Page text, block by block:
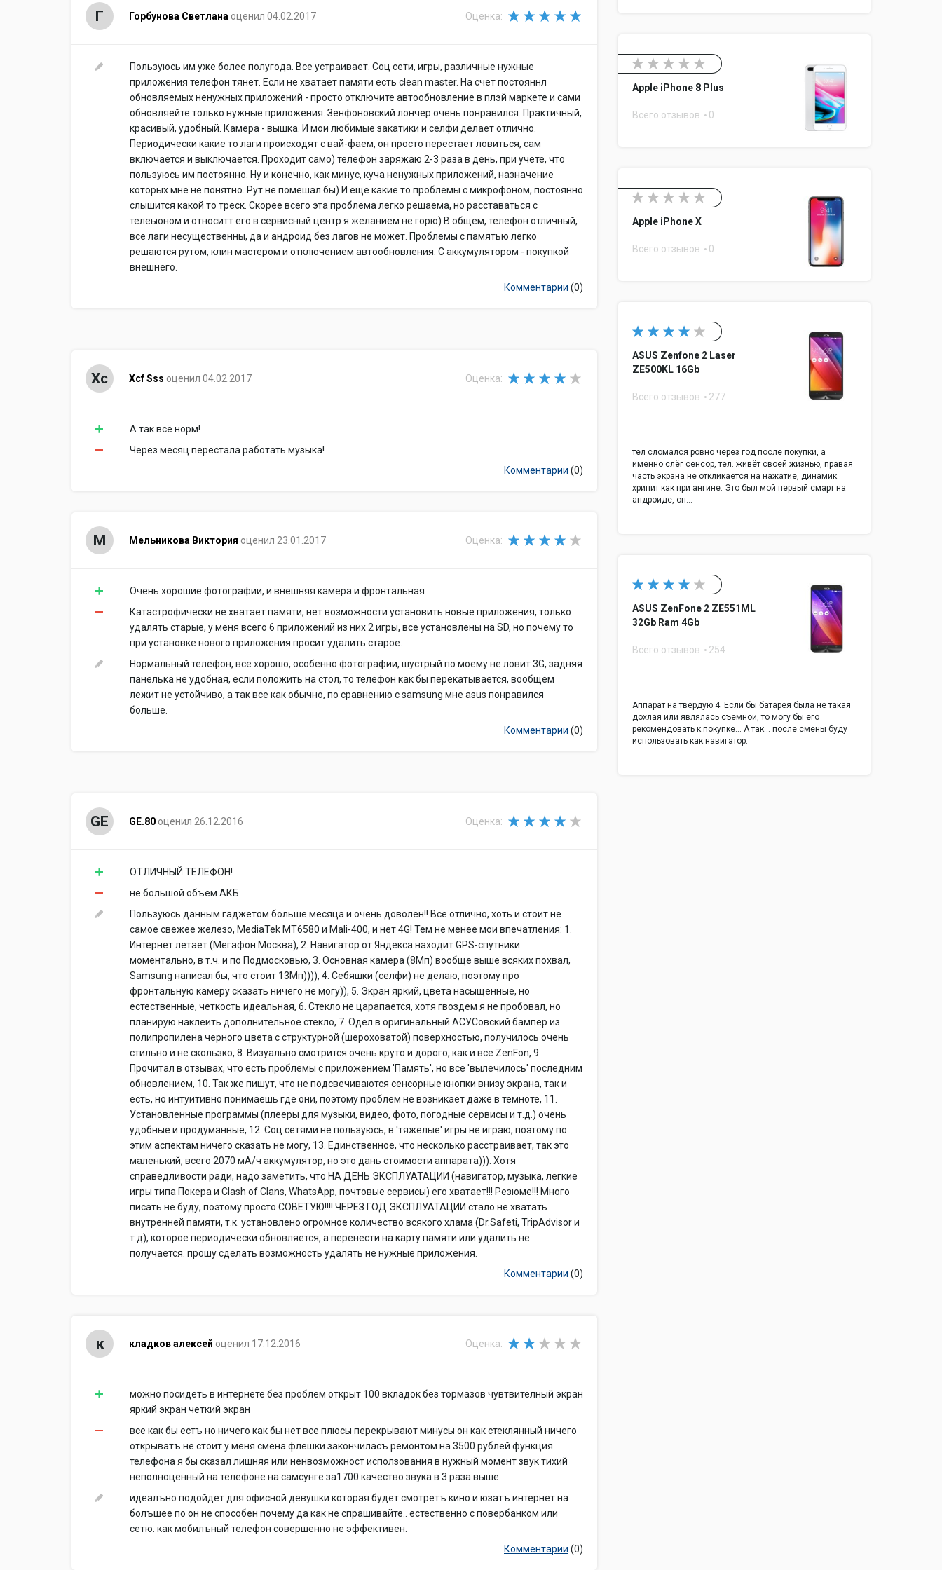
есть
Г Горбунова Светлана оценил 04.02.2017 Оценка:
Пользуюсь им уже более полугода. Все устраивает. Соц сети, игры, различные нужные
приложения телефон тянет. Если не хватает памяти есть clean master. На счет постояннл
обновляемых ненужных приложений - просто отключите автообновление в плэй маркете и сами
обновляейте только нужные приложения. Зенфоновский лончер очень понравился. Практичный,
красивый, удобный. Камера - вышка. И мои любимые закатики и селфи делает отлично.
Периодически какие то лаги происходят с вай-фаем, он просто перестает ловиться, сам
включается и выключается. Проходит само) телефон заряжаю 2-3 раза в день, при учете, что
пользуюсь им постоянно. Ну и конечно, как минус, куча ненужных приложений, назначение
которых мне не понятно. Рут не помешал бы) И еще какие то проблемы с микрофоном, постоянно
слышится какой то треск. Скорее всего эта проблема легко решаема, но расставаться с
телеыоном и относитт его в сервисный центр я желанием не горю) В общем, телефон отличный,
все лаги несущественны, да и андроид без лагов не может. Проблемы с памятью легко
решаются рутом, клин мастером и отключением автообновления. С аккумулятором - покупкой
внешнего.
Комментарии (0)
Xc Xcf Sss оценил 04.02.2017 Оценка:
А так всё норм!
Через месяц перестала работать музыка!
Комментарии (0)
М Мельникова Виктория оценил 23.01.2017 Оценка:
Очень хорошие фотографии, и внешняя камера и фронтальная
Катастрофически не хватает памяти, нет возможности установить новые приложения, только
удалять старые, у меня всего 6 приложений из них 2 игры, все установлены на SD, но почему то
при установке нового приложения просит удалить старое.
Нормальный телефон, все хорошо, особенно фотографии, шустрый по моему не ловит 3G, задняя
панелька не удобная, если положить на стол, то телефон как бы перекатывается, вообщем
лежит не устойчиво, а так все как обычно, по сравнению с samsung мне asus понравился
больше.
Комментарии (0)
GE GE.80 оценил 26.12.2016 Оценка:
ОТЛИЧНЫЙ ТЕЛЕФОН!
не большой объем АКБ
Пользуюсь данным гаджетом больше месяца и очень доволен!! Все отлично, хоть и стоит не
самое свежее железо, MediaTek MT6580 и Mali-400, и нет 4G! Тем не менее мои впечатления: 1.
Интернет летает (Мегафон Москва), 2. Навигатор от Яндекса находит GPS-спутники
моментально, в т.ч. и по Подмосковью, 3. Основная камера (8Мп) вообще выше всяких похвал,
Samsung написал бы, что стоит 13Мп)))), 4. Себяшки (селфи) не делаю, поэтому про
фронтальную камеру сказать ничего не могу)), 5. Экран яркий, цвета насыщенные, но
естественные, четкость идеальная, 6. Стекло не царапается, хотя гвоздем я не пробовал, но
планирую наклеить дополнительное стекло, 7. Одел в оригинальный АСУСовский бампер из
полипропилена черного цвета с структурной (шероховатой) поверхностью, получилось очень
стильно и не скользко, 8. Визуально смотрится очень круто и дорого, как и все ZenFon, 9.
Прочитал в отзывах, что есть проблемы с приложением 'Память', но все 'вылечилось' последним
обновлением, 10. Так же пишут, что не подсвечиваются сенсорные кнопки внизу экрана, так и
есть, но интуитивно понимаешь где они, поэтому проблем не возникает даже в темноте, 11.
Установленные программы (плееры для музыки, видео, фото, погодные сервисы и т.д.) очень
удобные и продуманные, 12. Соц.сетями не пользуюсь, в 'тяжелые' игры не играю, поэтому по
этим аспектам ничего сказать не могу, 13. Единственное, что несколько расстраивает, так это
маленький, всего 2070 мА/ч аккумулятор, но это дань стоимости аппарата))). Хотя
справедливости ради, надо заметить, что НА ДЕНЬ ЭКСПЛУАТАЦИИ (навигатор, музыка, легкие
игры типа Покера и Clash of Clans, WhatsApp, почтовые сервисы) его хватает!!! Резюме!!! Много
писать не буду, поэтому просто СОВЕТУЮ!!!! ЧЕРЕЗ ГОД ЭКСПЛУАТАЦИИ стало не хватать
внутренней памяти, т.к. установлено огромное количество всякого хлама (Dr.Safeti, TripAdvisor и
т.д), которое периодически обновляется, а перенести на карту памяти или удалить не
получается. прошу сделать возможность удалять не нужные приложения.
Комментарии (0)
к кладков алексей оценил 17.12.2016 Оценка:
можно посидеть в интернете без проблем открыт 100 вкладок без тормазов чувтвителный экран
яркий экран четкий экран
все как бы естъ но ничего как бы нет все плюсы перекрывают минусы он как стеклянный ничего
открыватъ не стоит у меня смена флешки закончиласъ ремонтом на 3500 рублей функция
телефона я бы сказал лишняя или ненвозможност исползования в нужный момент звук тихий
неполноценный на телефоне на самсунге за1700 качество звука в 3 раза выше
идеалъно подойдет для офисной девушки которая будет смотретъ кино и юзатъ интернет на
болъшее по он не способен почему да как не спрашивайте.. естественно с повербанком или
сетю. как мобилъный телефон совершенно не эффективен.
Комментарии (0)
Apple iPhone 8 Plus
Всего отзывов 0
Apple iPhone X
Всего отзывов 0
ASUS Zenfone 2 Laser
ZE500KL 16Gb
Всего отзывов 277
тел сломался ровно через год после покупки, а
именно слёг сенсор, тел. живёт своей жизнью, правая
часть экрана не откликается на нажатие, динамик
хрипит как при ангине. Это был мой первый смарт на
андроиде, он…
ASUS ZenFone 2 ZE551ML
32Gb Ram 4Gb
Всего отзывов 254
Аппарат на твёрдую 4. Если бы батарея была не такая
дохлая или являлась съёмной, то могу бы его
рекомендовать к покупке... А так... после смены буду
использовать как навигатор.